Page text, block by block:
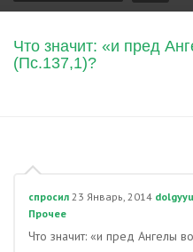
Что значит: «и пред
(Пс.137,1)?
спросил 23 Январь, 2014
Прочее
Что значит: «и пред Ангелы